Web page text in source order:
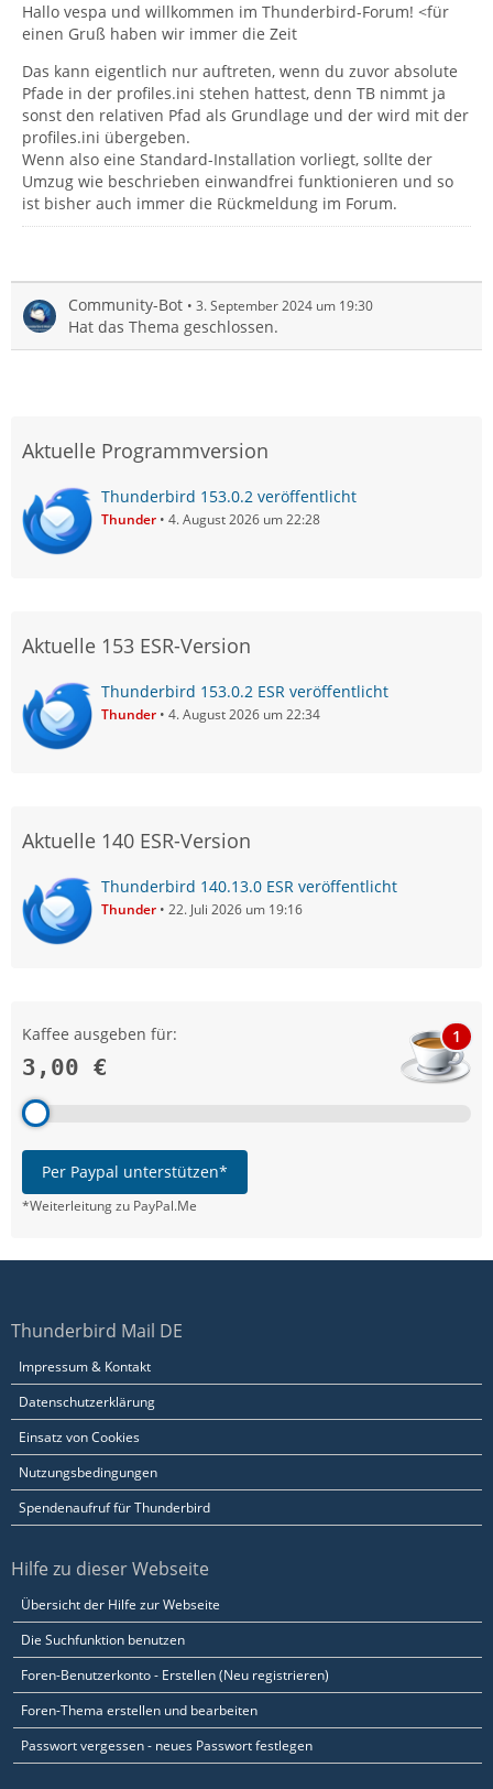
Hallo vespa und willkommen im Thunderbird-Forum! <für
einen Gruß haben wir immer die Zeit
Das kann eigentlich nur auftreten, wenn du zuvor absolute
Pfade in der profiles.ini stehen hattest, denn TB nimmt ja
sonst den relativen Pfad als Grundlage und der wird mit der
profiles.ini übergeben.
Wenn also eine Standard-Installation vorliegt, sollte der
Umzug wie beschrieben einwandfrei funktionieren und so
ist bisher auch immer die Rückmeldung im Forum.
Community-Bot 3. September 2024 um 19:30
Hat das Thema geschlossen.
Aktuelle Programmversion
Thunderbird 153.0.2 veröffentlicht
Thunder 4. August 2026 um 22:28
Aktuelle 153 ESR-Version
Thunderbird 153.0.2 ESR veröffentlicht
Thunder 4. August 2026 um 22:34
Aktuelle 140 ESR-Version
Thunderbird 140.13.0 ESR veröffentlicht
Thunder 22. Juli 2026 um 19:16
Kaffee ausgeben für:
3,00 €
1
Per Paypal unterstützen*
*Weiterleitung zu PayPal.Me
Thunderbird Mail DE
Impressum & Kontakt
Datenschutzerklärung
Einsatz von Cookies
Nutzungsbedingungen
Spendenaufruf für Thunderbird
Hilfe zu dieser Webseite
Übersicht der Hilfe zur Webseite
Die Suchfunktion benutzen
Foren-Benutzerkonto - Erstellen (Neu registrieren)
Foren-Thema erstellen und bearbeiten
Passwort vergessen - neues Passwort festlegen